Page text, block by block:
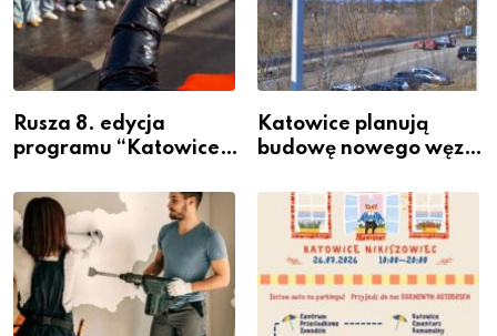
Rusza 8. edycja
programu “Katowice
– nabór dla
przedsiębiorców
Katowice planują
budowę nowego węzła
Podlesiu